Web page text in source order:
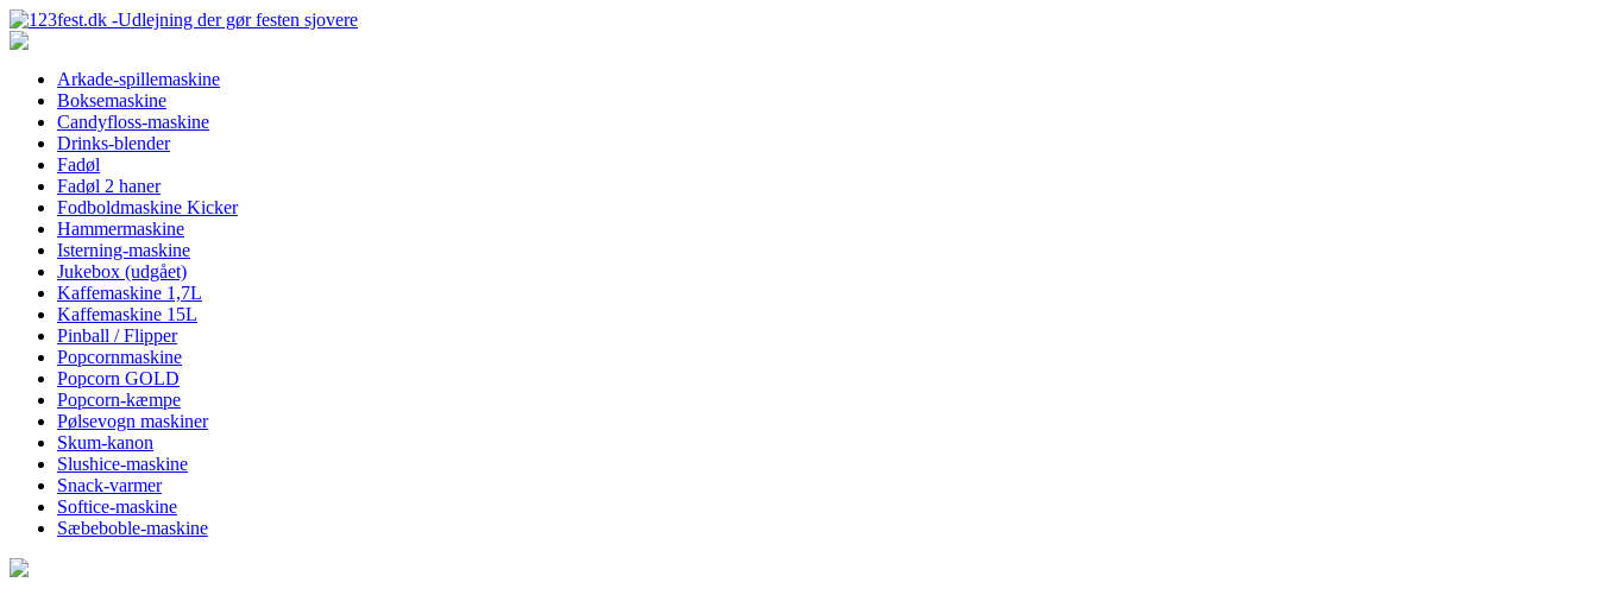
Arkade-spillemaskine
Boksemaskine
Candyfloss-maskine
Drinks-blender
Fadøl
Fadøl 2 haner
Fodboldmaskine Kicker
Hammermaskine
Isterning-maskine
Jukebox (udgået)
Kaffemaskine 1,7L
Kaffemaskine 15L
Pinball / Flipper
Popcornmaskine
Popcorn GOLD
Popcorn-kæmpe
Pølsevogn maskiner
Skum-kanon
Slushice-maskine
Snack-varmer
Softice-maskine
Sæbeboble-maskine